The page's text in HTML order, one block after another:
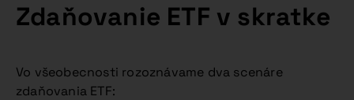
Zdaňovanie ETF v skratke
Vo všeobecnosti rozoznávame dva scenáre
zdaňovania ETF: